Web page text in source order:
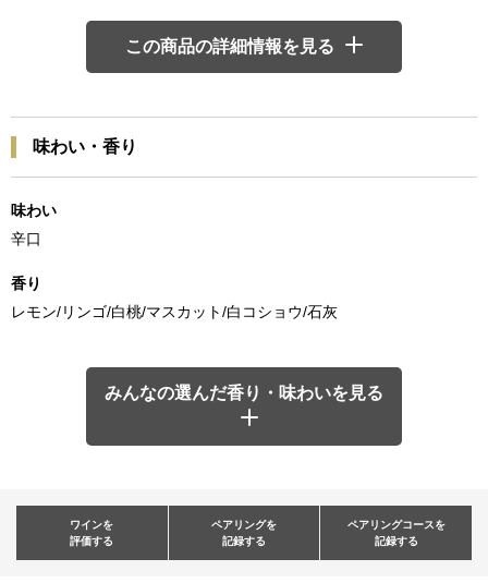
この商品の詳細情報を見る
味わい・香り
味わい
辛口
香り
レモン/リンゴ/白桃/マスカット/白コショウ/石灰
みんなの選んだ香り・味わいを見る
ワインを
評価する
ペアリングを
記録する
ペアリングコースを
記録する